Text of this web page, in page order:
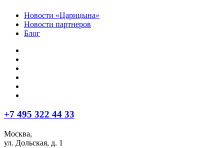
Новости «Царицына»
Новости партнеров
Блог
+7 495 322 44 33
Москва,
ул. Дольская, д. 1